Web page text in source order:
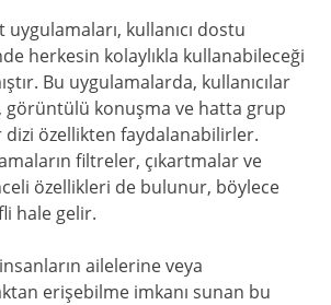
kullanıcı dostu
herkesin kolaylıkla kullanabileceği
Bu uygulamalarda, kullanıcılar
görüntülü konuşma ve hatta grup
özellikten faydalanabilirler.
filtreler, çıkartmalar ve
özellikleri de bulunur, böylece
hale gelir.
ailelerine veya
erişebilme imkanı sunan bu